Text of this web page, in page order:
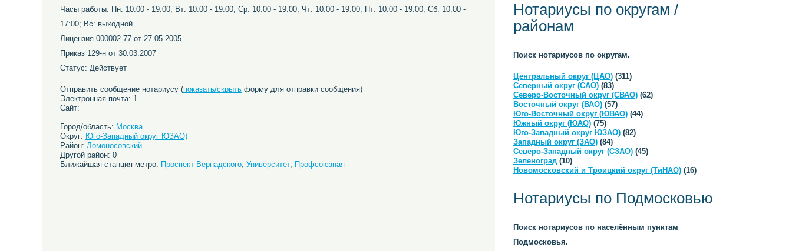
Часы работы: Пн: 10:00 - 19:00; Вт: 10:00 - 19:00; Ср: 10:00 - 19:00; Чт: 10:00 - 19:00; Пт: 10:00 - 19:00; Сб: 10:00 -
17:00; Вс: выходной
Лицензия 000002-77 от 27.05.2005
Приказ 129-н от 30.03.2007
Статус: Действует
Отправить сообщение нотариусу (показать/скрыть форму для отправки сообщения)
Электронная почта: 1
Сайт:
Город/область: Москва
Округ: Юго-Западный округ ЮЗАО)
Район: Ломоносовский
Другой район: 0
Ближайшая станция метро: Проспект Вернадского, Университет, Профсоюзная
Нотариусы по округам /
районам
Поиск нотариусов по округам.
Центральный округ (ЦАО) (311)
Северный округ (САО) (83)
Северо-Восточный округ (СВАО) (62)
Восточный округ (ВАО) (57)
Юго-Восточный округ (ЮВАО) (44)
Южный округ (ЮАО) (75)
Юго-Западный округ ЮЗАО) (82)
Западный округ (ЗАО) (84)
Северо-Западный округ (СЗАО) (45)
Зеленоград (10)
Новомосковский и Троицкий округ (ТиНАО) (16)
Нотариусы по Подмосковью
Поиск нотариусов по населённым пунктам
Подмосковья.